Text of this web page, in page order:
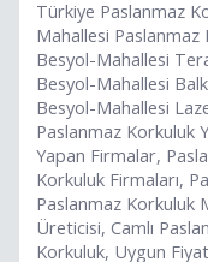
Türkiye Paslanmaz
Mahallesi
Besyol-Mahallesi
Besyol-Mahallesi
Besyol-Mahallesi
Paslanmaz Korkuluk
Yapan Firmalar,
Korkuluk Firmaları,
Paslanmaz Korkuluk
Üreticisi, Camlı
Korkuluk, Uygun